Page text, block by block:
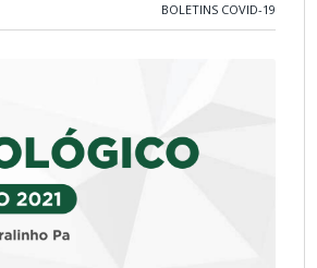
BOLETINS COVID-19